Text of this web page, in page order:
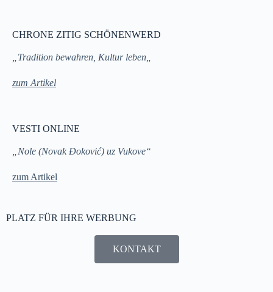
CHRONE ZITIG SCHÖNENWERD
„Tradition bewahren, Kultur leben„
zum Artikel
VESTI ONLINE
„Nole (Novak Đoković) uz Vukove“
zum Artikel
PLATZ FÜR IHRE WERBUNG
KONTAKT